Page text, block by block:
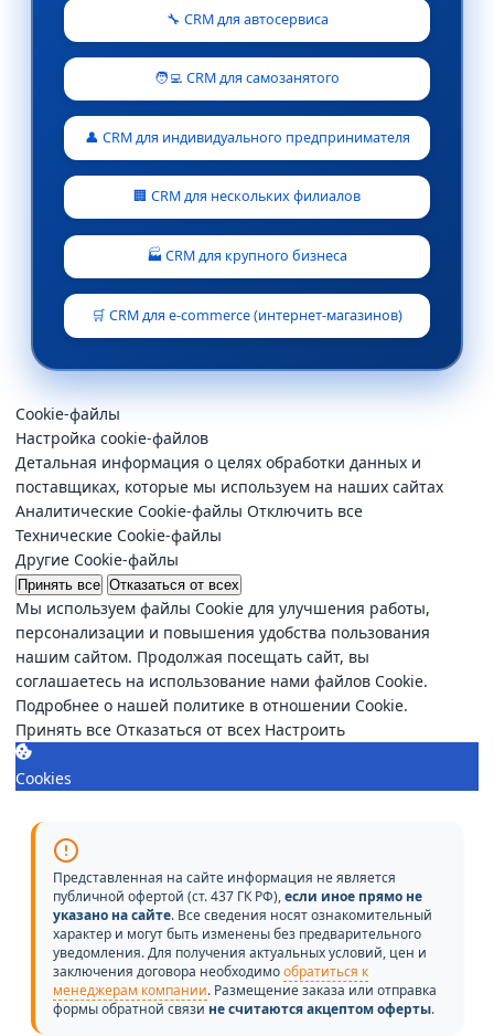
🔧 CRM для автосервиса
🧑‍💻 CRM для самозанятого
👤 CRM для индивидуального предпринимателя
🏢 CRM для нескольких филиалов
🏭 CRM для крупного бизнеса
🛒 CRM для e-commerce (интернет-магазинов)
Cookie-файлы
Настройка cookie-файлов
Детальная информация о целях обработки данных и
поставщиках, которые мы используем на наших сайтах
Аналитические Cookie-файлы Отключить все
Технические Cookie-файлы
Другие Cookie-файлы
Принять все Отказаться от всех
Мы используем файлы Cookie для улучшения работы,
персонализации и повышения удобства пользования
нашим сайтом. Продолжая посещать сайт, вы
соглашаетесь на использование нами файлов Cookie.
Подробнее о нашей политике в отношении Cookie.
Принять все Отказаться от всех Настроить
Cookies
Представленная на сайте информация не является
публичной офертой (ст. 437 ГК РФ),если иное прямо не
указано на сайте. Все сведения носят ознакомительный
характер и могут быть изменены без предварительного
уведомления. Для получения актуальных условий, цен и
заключения договора необходимообратиться к
менеджерам компании. Размещение заказа или отправка
формы обратной связи не считаются акцептом оферты.